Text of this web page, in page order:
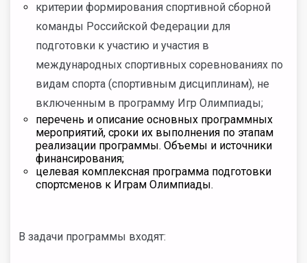
критерии формирования спортивной сборной
команды Российской Федерации для
подготовки к участию и участия в
международных спортивных соревнованиях по
видам спорта (спортивным дисциплинам), не
включенным в программу Игр Олимпиады;
перечень и описание основных программных
мероприятий, сроки их выполнения по этапам
реализации программы. Объемы и источники
финансирования;
целевая комплексная программа подготовки
спортсменов к Играм Олимпиады.
В задачи программы входят: